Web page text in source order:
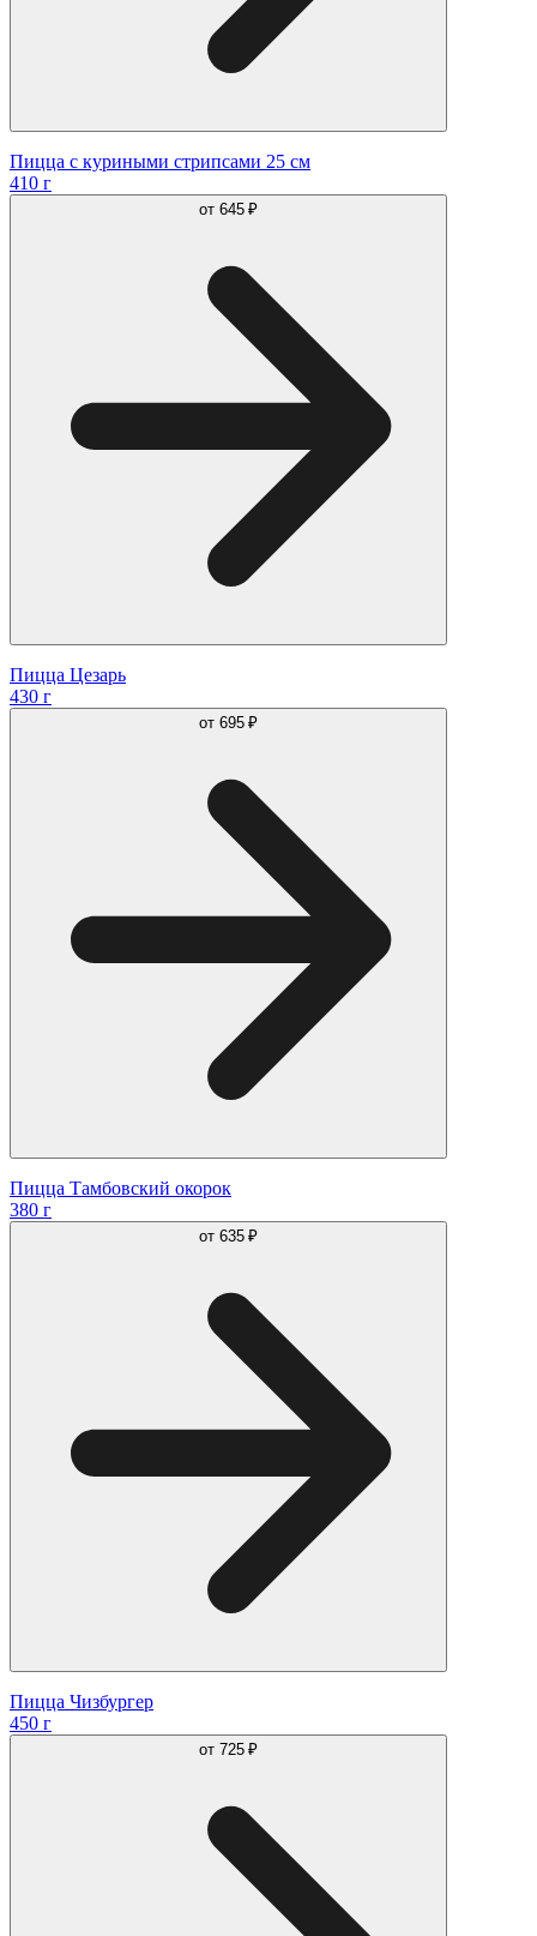
Пицца с куриными стрипсами 25 см
410 г
от 645 ₽
Пицца Цезарь
430 г
от 695 ₽
Пицца Тамбовский окорок
380 г
от 635 ₽
Пицца Чизбургер
450 г
от 725 ₽